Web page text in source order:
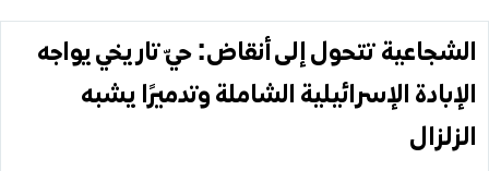
الشجاعية تتحول إلى أنقاض: حيّ تاريخي يواجه
الإبادة الإسرائيلية الشاملة وتدميرًا يشبه
الزلزال